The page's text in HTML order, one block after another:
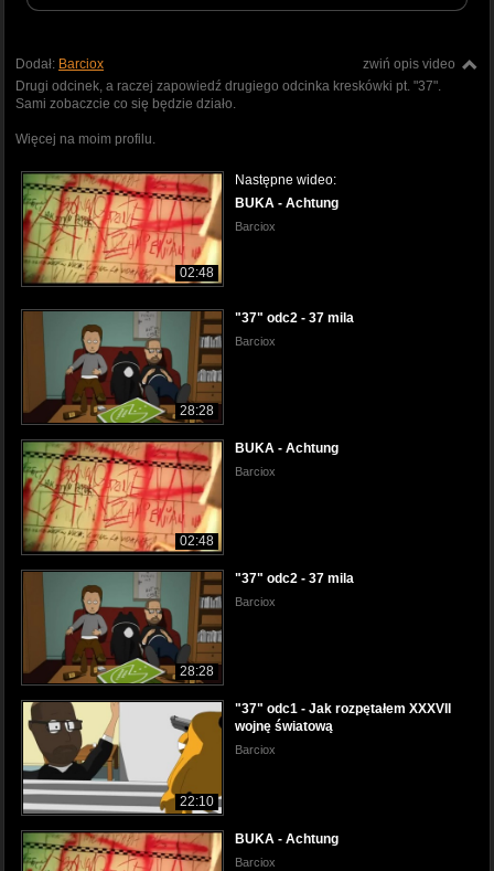
zwiń opis video
Dodał: Barciox
Drugi odcinek, a raczej zapowiedź drugiego odcinka kreskówki pt. "37".
Sami zobaczcie co się będzie działo.
Więcej na moim profilu.
02:48
Następne wideo:
BUKA - Achtung
Barciox
28:28
"37" odc2 - 37 mila
Barciox
02:48
BUKA - Achtung
Barciox
28:28
"37" odc2 - 37 mila
Barciox
22:10
"37" odc1 - Jak rozpętałem XXXVII
wojnę światową
Barciox
BUKA - Achtung
Barciox